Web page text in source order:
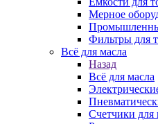
Мерное
Фильтры для
Всё для масла
Назад
Всё для масла
Счетчики для